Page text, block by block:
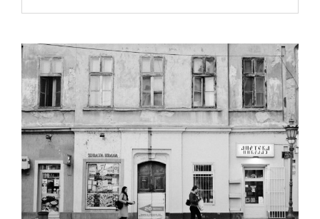
ПАС